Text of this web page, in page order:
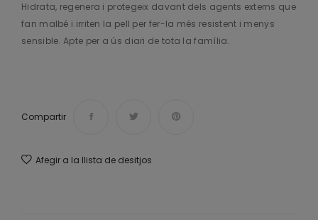
Hidrata, regenera i protegeix davant dels agents externs que
fan malbé i irriten la pell per fer-la més resistent i menys
sensible. Apte per a ús diari de tota la família.
Compartir
Afegir a la llista de desitjos